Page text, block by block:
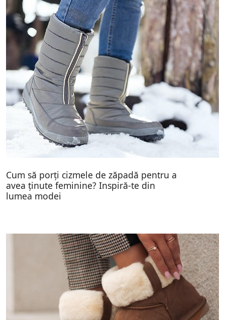
Cum să porți cizmele de zăpadă pentru a
avea ținute feminine? Inspiră-te din
lumea modei